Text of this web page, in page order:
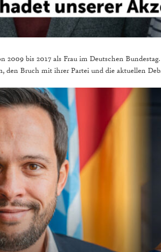
2009 bis 2017 als Frau im Deutschen
Bruch mit ihrer Partei und die aktuellen